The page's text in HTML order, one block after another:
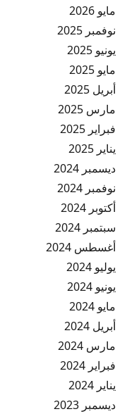
مايو 2026
نوفمبر 2025
يونيو 2025
مايو 2025
أبريل 2025
مارس 2025
فبراير 2025
يناير 2025
ديسمبر 2024
نوفمبر 2024
أكتوبر 2024
سبتمبر 2024
أغسطس 2024
يوليو 2024
يونيو 2024
مايو 2024
أبريل 2024
مارس 2024
فبراير 2024
يناير 2024
ديسمبر 2023